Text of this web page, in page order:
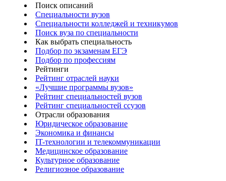
Поиск описаний
Специальности вузов
Специальности колледжей и техникумов
Поиск вуза по специальности
Как выбрать специальность
Подбор по экзаменам ЕГЭ
Подбор по профессиям
Рейтинги
Рейтинг отраслей науки
«Лучшие программы вузов»
Рейтинг специальностей вузов
Рейтинг специальностей ссузов
Отрасли образования
Юридическое образование
Экономика и финансы
IT-технологии и телекоммуникации
Медицинское образование
Культурное образование
Религиозное образование